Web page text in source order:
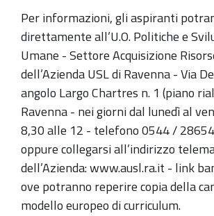
Per informazioni, gli aspiranti
direttamente all’U.O. Politiche e
Umane - Settore Acquisizione
dell’Azienda USL di Ravenna - Via
angolo Largo Chartres n. 1 (piano
Ravenna - nei giorni dal lunedì al
8,30 alle 12 - telefono 0544 /
oppure collegarsi all’indirizzo
dell’Azienda: www.ausl.ra.it - link
ove potranno reperire copia della
modello europeo di curriculum.